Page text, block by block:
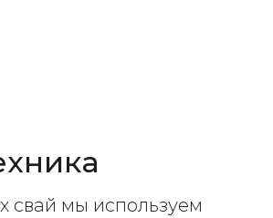
лучшие марки бетона
нагрузки
свай мы используем